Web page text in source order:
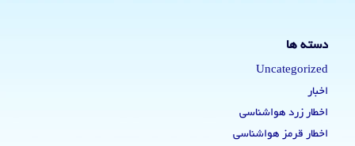
دسته ها
Uncategorized
اخبار
اخطار زرد هواشناسی
اخطار قرمز هواشناسی